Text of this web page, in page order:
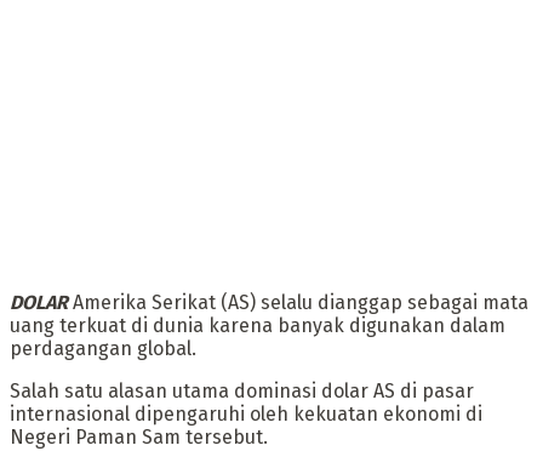
DOLARAmerika Serikat (AS) selalu dianggap sebagai mata
uang terkuat di dunia karena banyak digunakan dalam
perdagangan global.
Salah satu alasan utama dominasi dolar AS di pasar
internasional dipengaruhi oleh kekuatan ekonomi di
Negeri Paman Sam tersebut.